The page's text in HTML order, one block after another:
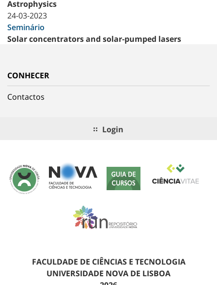
Astrophysics
24-03-2023
Seminário
Solar concentrators and solar-pumped lasers
CONHECER
Contactos
Login
FACULDADE DE CIÊNCIAS E TECNOLOGIA
UNIVERSIDADE NOVA DE LISBOA